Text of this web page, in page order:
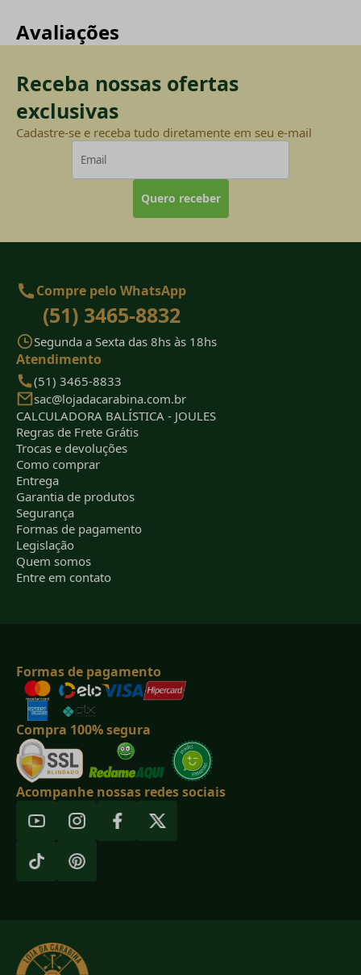
Avaliações
Receba nossas ofertas
exclusivas
Cadastre-se e receba tudo diretamente em seu e-mail
Quero receber
Compre pelo WhatsApp
(51) 3465-8832
Segunda a Sexta das 8hs às 18hs
Atendimento
(51) 3465-8833
sac@lojadacarabina.com.br
CALCULADORA BALÍSTICA - JOULES
Regras de Frete Grátis
Trocas e devoluções
Como comprar
Entrega
Garantia de produtos
Segurança
Formas de pagamento
Legislação
Quem somos
Entre em contato
Formas de pagamento
Compra 100% segura
Acompanhe nossas redes sociais